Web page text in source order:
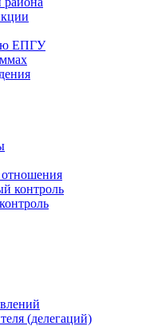
ЕПГУ
контроль
(делегаций)